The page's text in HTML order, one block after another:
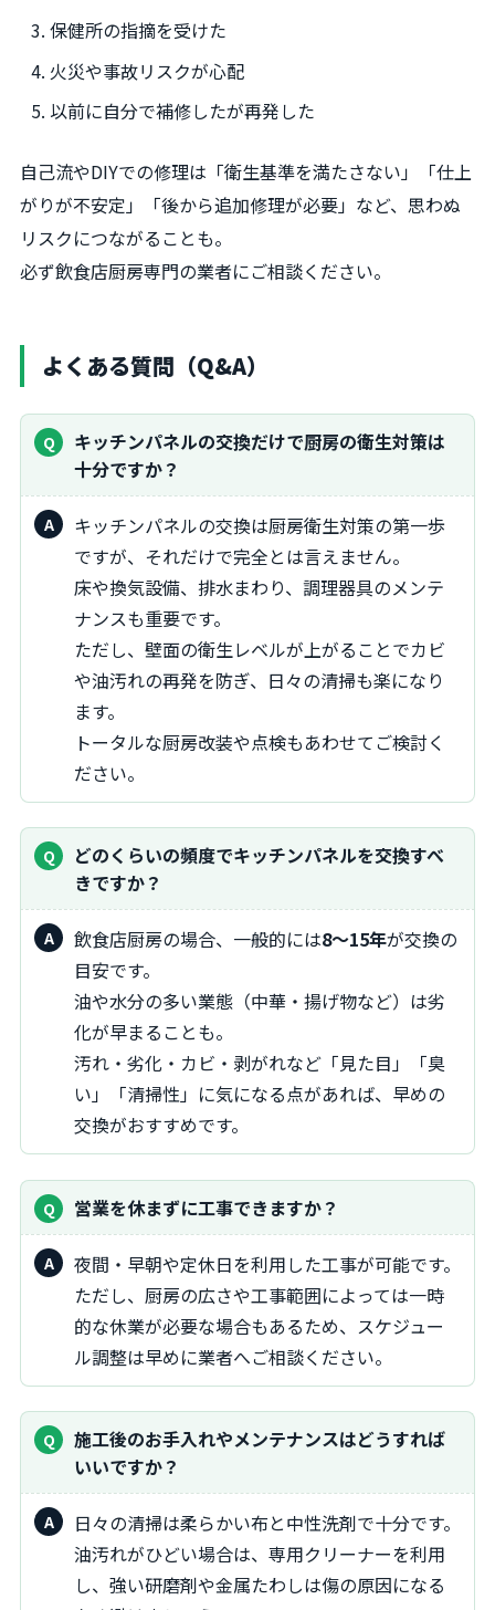
保健所の指摘を受けた
火災や事故リスクが心配
以前に自分で補修したが再発した
自己流やDIYでの修理は「衛生基準を満たさない」「仕上
がりが不安定」「後から追加修理が必要」など、思わぬ
リスクにつながることも。
必ず飲食店厨房専門の業者にご相談ください。
よくある質問（Q&A）
キッチンパネルの交換だけで厨房の衛生対策は
十分ですか？
キッチンパネルの交換は厨房衛生対策の第一歩
ですが、それだけで完全とは言えません。
床や換気設備、排水まわり、調理器具のメンテ
ナンスも重要です。
ただし、壁面の衛生レベルが上がることでカビ
や油汚れの再発を防ぎ、日々の清掃も楽になり
ます。
トータルな厨房改装や点検もあわせてご検討く
ださい。
どのくらいの頻度でキッチンパネルを交換すべ
きですか？
飲食店厨房の場合、一般的には8〜15年が交換の
目安です。
油や水分の多い業態（中華・揚げ物など）は劣
化が早まることも。
汚れ・劣化・カビ・剥がれなど「見た目」「臭
い」「清掃性」に気になる点があれば、早めの
交換がおすすめです。
営業を休まずに工事できますか？
夜間・早朝や定休日を利用した工事が可能です。
ただし、厨房の広さや工事範囲によっては一時
的な休業が必要な場合もあるため、スケジュー
ル調整は早めに業者へご相談ください。
施工後のお手入れやメンテナンスはどうすれば
いいですか？
日々の清掃は柔らかい布と中性洗剤で十分です。
油汚れがひどい場合は、専用クリーナーを利用
し、強い研磨剤や金属たわしは傷の原因になる